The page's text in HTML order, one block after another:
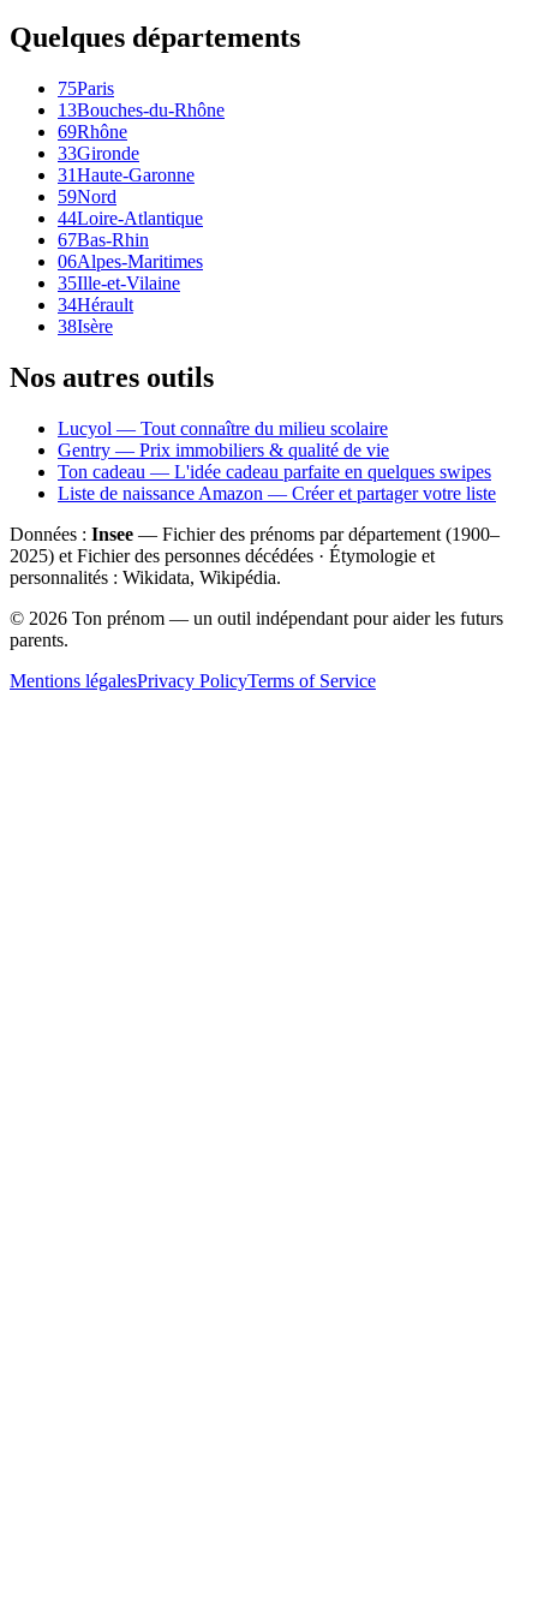
Quelques départements
75Paris
13Bouches-du-Rhône
69Rhône
33Gironde
31Haute-Garonne
59Nord
44Loire-Atlantique
67Bas-Rhin
06Alpes-Maritimes
35Ille-et-Vilaine
34Hérault
38Isère
Nos autres outils
Lucyol — Tout connaître du milieu scolaire
Gentry — Prix immobiliers & qualité de vie
Ton cadeau — L'idée cadeau parfaite en quelques swipes
Liste de naissance Amazon — Créer et partager votre liste
Données : Insee — Fichier des prénoms par département (1900–
2025) et Fichier des personnes décédées · Étymologie et
personnalités : Wikidata, Wikipédia.
© 2026 Ton prénom — un outil indépendant pour aider les futurs
parents.
Mentions légalesPrivacy PolicyTerms of Service